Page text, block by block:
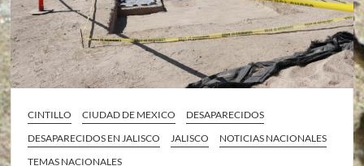
CINTILLO CIUDAD DE MEXICO
DESAPARECIDOS
DESAPARECIDOS EN JALISCO
JALISCO
NOTICIAS NACIONALES
TEMAS NACIONALES